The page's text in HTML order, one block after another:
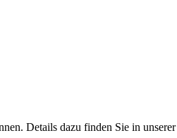
Details dazu finden Sie in unserer